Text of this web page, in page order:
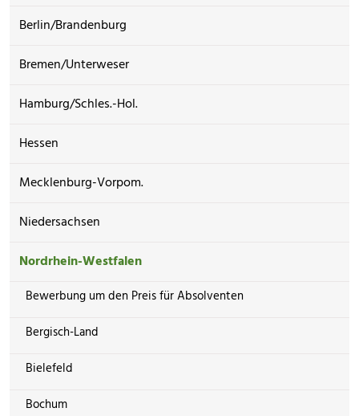
Berlin/Brandenburg
Bremen/Unterweser
Hamburg/Schles.-Hol.
Hessen
Mecklenburg-Vorpom.
Niedersachsen
Nordrhein-Westfalen
Bewerbung um den Preis für Absolventen
Bergisch-Land
Bielefeld
Bochum